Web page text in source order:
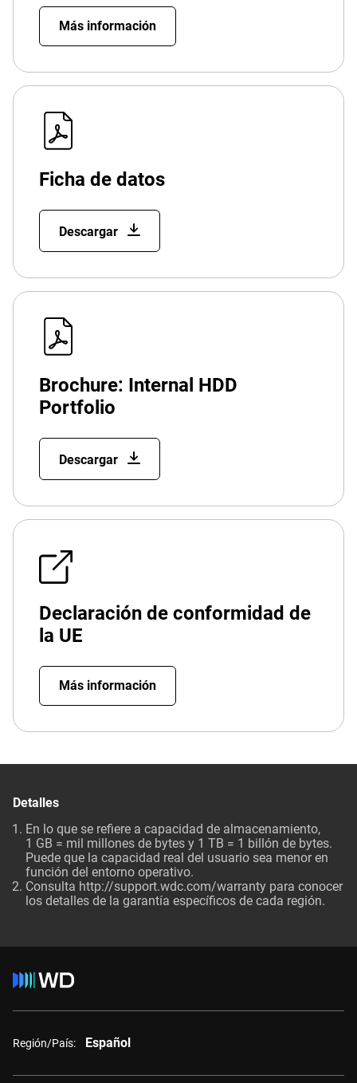
Más información
Ficha de datos
Descargar
Brochure: Internal HDD
Portfolio
Descargar
Declaración de conformidad de
la UE
Más información
Detalles
En lo que se refiere a capacidad de almacenamiento,
1 GB = mil millones de bytes y 1 TB = 1 billón de bytes.
Puede que la capacidad real del usuario sea menor en
función del entorno operativo.
Consulta http://support.wdc.com/warranty para conocer
los detalles de la garantía específicos de cada región.
Región/País: Español